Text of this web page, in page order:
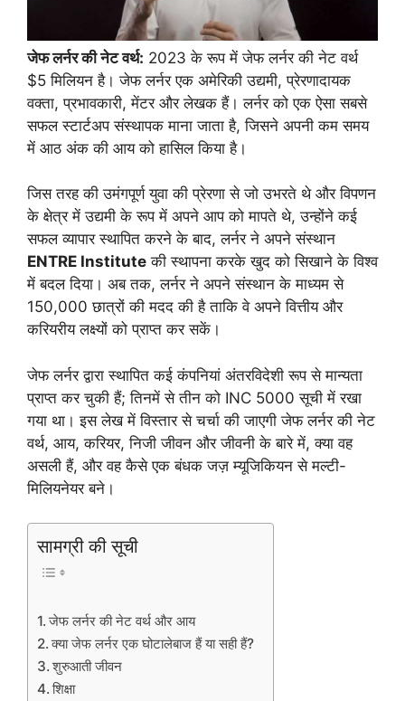
जेफ लर्नर की नेट वर्थ: 2023 के रूप में जेफ लर्नर की नेट वर्थ
$5 मिलियन है। जेफ लर्नर एक अमेरिकी उद्यमी, प्रेरणादायक
वक्ता, प्रभावकारी, मेंटर और लेखक हैं। लर्नर को एक ऐसा सबसे
सफल स्टार्टअप संस्थापक माना जाता है, जिसने अपनी कम समय
में आठ अंक की आय को हासिल किया है।
जिस तरह की उमंगपूर्ण युवा की प्रेरणा से जो उभरते थे और विपणन
के क्षेत्र में उद्यमी के रूप में अपने आप को मापते थे, उन्होंने कई
सफल व्यापार स्थापित करने के बाद, लर्नर ने अपने संस्थान
ENTRE Institute की स्थापना करके खुद को सिखाने के विश्‍व
में बदल दिया। अब तक, लर्नर ने अपने संस्थान के माध्यम से
150,000 छात्रों की मदद की है ताकि वे अपने वित्तीय और
करियरीय लक्ष्यों को प्राप्त कर सकें।
जेफ लर्नर द्वारा स्थापित कई कंपनियां अंतरविदेशी रूप से मान्यता
प्राप्त कर चुकी हैं; तिनमें से तीन को INC 5000 सूची में रखा
गया था। इस लेख में विस्तार से चर्चा की जाएगी जेफ लर्नर की नेट
वर्थ, आय, करियर, निजी जीवन और जीवनी के बारे में, क्या वह
असली हैं, और वह कैसे एक बंधक जज़ म्यूजिकियन से मल्टी-
मिलियनेयर बने।
सामग्री की सूची
जेफ लर्नर की नेट वर्थ और आय
क्या जेफ लर्नर एक घोटालेबाज हैं या सही हैं?
शुरुआती जीवन
शिक्षा